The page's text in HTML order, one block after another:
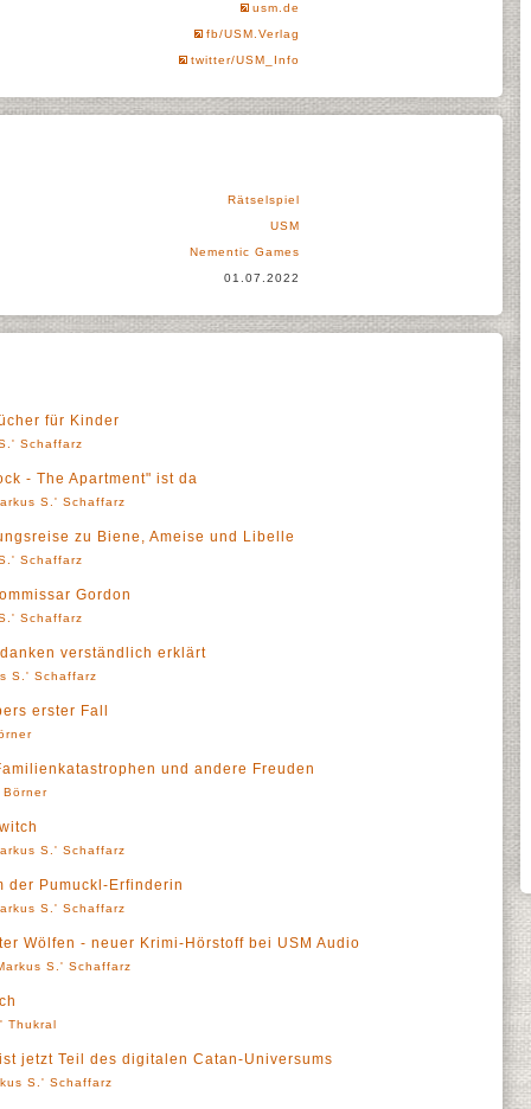
usm.de
fb/USM.Verlag
twitter/USM_Info
Rätselspiel
USM
Nementic Games
01.07.2022
für Kinder
Schaffarz
- The Apartment" ist da
S.' Schaffarz
zu Biene, Ameise und Libelle
Schaffarz
Gordon
Schaffarz
verständlich erklärt
S.' Schaffarz
erster Fall
und andere Freuden
S.' Schaffarz
der Pumuckl-Erfinderin
S.' Schaffarz
Wölfen - neuer Krimi-Hörstoff bei USM Audio
S.' Schaffarz
Thukral
jetzt Teil des digitalen Catan-Universums
S.' Schaffarz